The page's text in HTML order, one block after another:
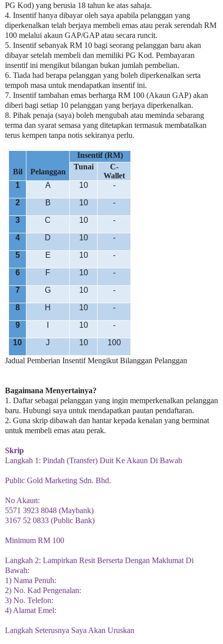
PG Kod) yang berusia 18 tahun ke atas sahaja.
4. Insentif hanya dibayar oleh saya apabila pelanggan yang
diperkenalkan telah berjaya membeli emas atau perak serendah RM
100 melalui akaun GAP/GAP atau secara runcit.
5. Insentif sebanyak RM 10 bagi seorang pelanggan baru akan
dibayar setelah membeli dan memiliki PG Kod. Pembayaran
insentif ini mengikut bilangan bukan jumlah pembelian.
6. Tiada had berapa pelanggan yang boleh diperkenalkan serta
tempoh masa untuk mendapatkan insentif ini.
7. Insentif tambahan emas berharga RM 100 (Akaun GAP) akan
diberi bagi setiap 10 pelanggan yang berjaya diperkenalkan.
8. Pihak penaja (saya) boleh mengubah atau meminda sebarang
terma dan syarat semasa yang ditetapkan termasuk membatalkan
terus kempen tanpa notis sekiranya perlu.
Bil Pelanggan
Insentif (RM)
Tunai
C-
Wallet
1
A 10 -
2 B 10 -
3 C 10 -
4 D 10 -
5 E 10 -
6 F 10 -
7 G 10 -
8 H 10 -
9 10 -
10 J 10 100
Jadual Pemberian Insentif Mengikut Bilanggan Pelanggan
Bagaimana Menyertainya?
1. Daftar sebagai pelanggan yang ingin memperkenalkan pelanggan
baru. Hubungi saya untuk mendapatkan pautan pendaftaran.
2. Guna skrip dibawah dan hantar kepada kenalan yang berminat
untuk membeli emas atau perak.
Skrip
Langkah 1: Pindah (Transfer) Duit Ke Akaun Di Bawah
Public Gold Marketing Sdn. Bhd.
No Akaun:
5571 3923 8048 (Maybank)
3167 52 0833 (Public Bank)
Minimum RM 100
Langkah 2: Lampirkan Resit Berserta Dengan Maklumat Di
Bawah:
1) Nama Penuh:
2) No. Kad Pengenalan:
3) No. Telefon:
4) Alamat Emel:
Langkah Seterusnya Saya Akan Uruskan